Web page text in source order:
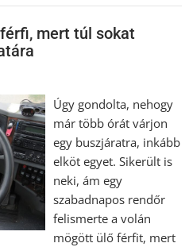
mert túl sokat
Úgy gondolta, nehogy
már több órát várjon
egy buszjáratra, inkább
elköt egyet. Sikerült is
neki, ám egy
szabadnapos rendőr
felismerte a volán
mögött ülő férfit, mert